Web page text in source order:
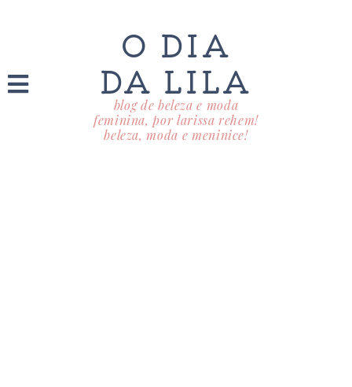
O DIA
DA LILA
blog de beleza e moda
feminina, por larissa rehem!
beleza, moda e meninice!